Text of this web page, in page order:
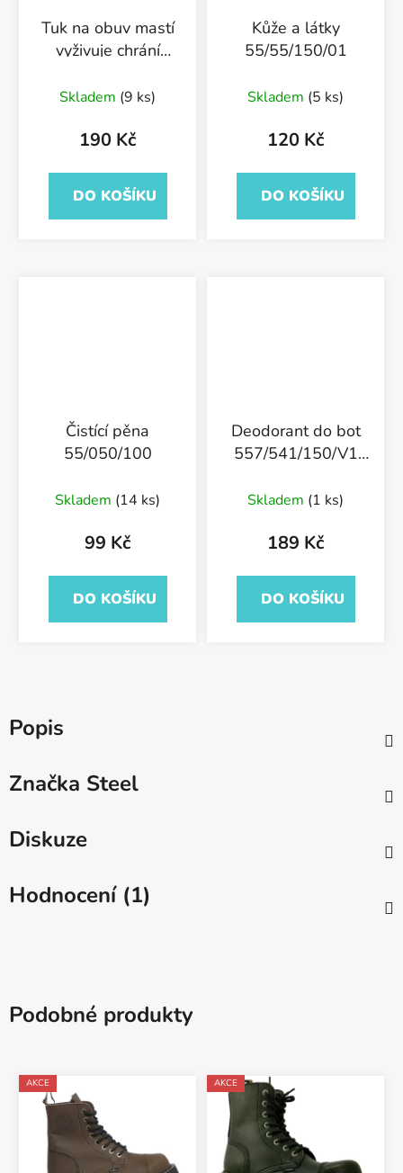
Tuk na obuv mastí
vyživuje chrání
Skladem (9 ks)
190 Kč
DO KOŠÍKU
Kůže a látky
55/55/150/01
Skladem (5 ks)
120 Kč
DO KOŠÍKU
Čistící pěna
55/050/100
Skladem (14 ks)
99 Kč
DO KOŠÍKU
Deodorant do bot
557/541/150/V1
Skladem (1 ks)
189 Kč
DO KOŠÍKU
Popis
Značka Steel
Diskuze
Hodnocení (1)
Podobné produkty
AKCE AKCE